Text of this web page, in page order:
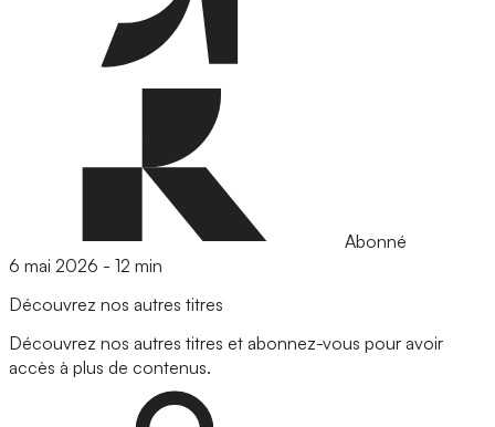
Abonné
6 mai 2026 - 12 min
Découvrez nos autres titres
Découvrez nos autres titres et abonnez-vous pour avoir
accès à plus de contenus.